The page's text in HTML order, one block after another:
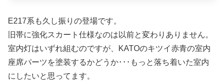
E217系も久し振りの登場です。
旧帯に強化スカート仕様なのは以前と変わりありません。
室内灯はいずれ組むのですが、KATOのキツイ赤青の室内
座席パーツを塗装するかどうか･･･もっと落ち着いた室内
にしたいと思ってます。